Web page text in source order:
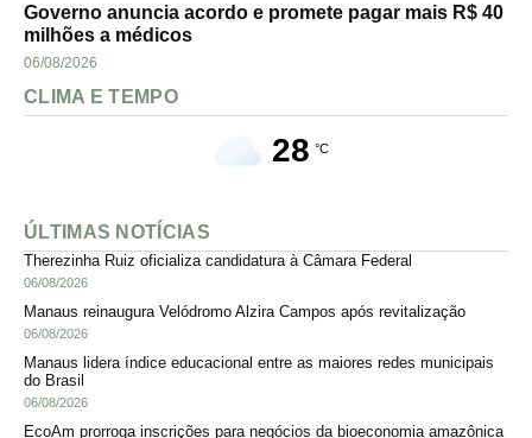
Governo anuncia acordo e promete pagar mais R$ 40
milhões a médicos
06/08/2026
CLIMA E TEMPO
28 °C
ÚLTIMAS NOTÍCIAS
Therezinha Ruiz oficializa candidatura à Câmara Federal
06/08/2026
Manaus reinaugura Velódromo Alzira Campos após revitalização
06/08/2026
Manaus lidera índice educacional entre as maiores redes municipais
do Brasil
06/08/2026
EcoAm prorroga inscrições para negócios da bioeconomia amazônica